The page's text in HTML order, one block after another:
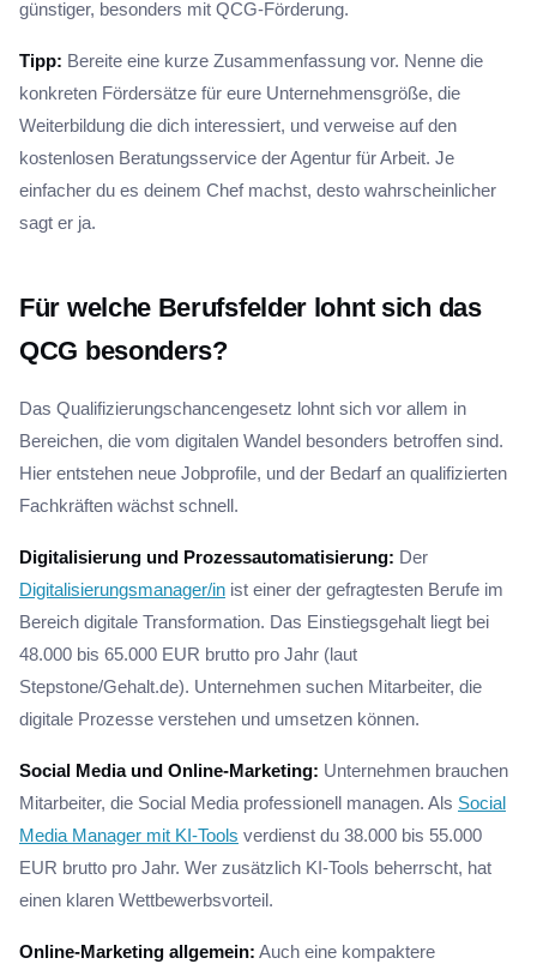
günstiger, besonders mit QCG-Förderung.
Tipp: Bereite eine kurze Zusammenfassung vor. Nenne die
konkreten Fördersätze für eure Unternehmensgröße, die
Weiterbildung die dich interessiert, und verweise auf den
kostenlosen Beratungsservice der Agentur für Arbeit. Je
einfacher du es deinem Chef machst, desto wahrscheinlicher
sagt er ja.
Für welche Berufsfelder lohnt sich das
QCG besonders?
Das Qualifizierungschancengesetz lohnt sich vor allem in
Bereichen, die vom digitalen Wandel besonders betroffen sind.
Hier entstehen neue Jobprofile, und der Bedarf an qualifizierten
Fachkräften wächst schnell.
Digitalisierung und Prozessautomatisierung: Der
Digitalisierungsmanager/in ist einer der gefragtesten Berufe im
Bereich digitale Transformation. Das Einstiegsgehalt liegt bei
48.000 bis 65.000 EUR brutto pro Jahr (laut
Stepstone/Gehalt.de). Unternehmen suchen Mitarbeiter, die
digitale Prozesse verstehen und umsetzen können.
Social Media und Online-Marketing: Unternehmen brauchen
Mitarbeiter, die Social Media professionell managen. Als Social
Media Manager mit KI-Tools verdienst du 38.000 bis 55.000
EUR brutto pro Jahr. Wer zusätzlich KI-Tools beherrscht, hat
einen klaren Wettbewerbsvorteil.
Online-Marketing allgemein: Auch eine kompaktere